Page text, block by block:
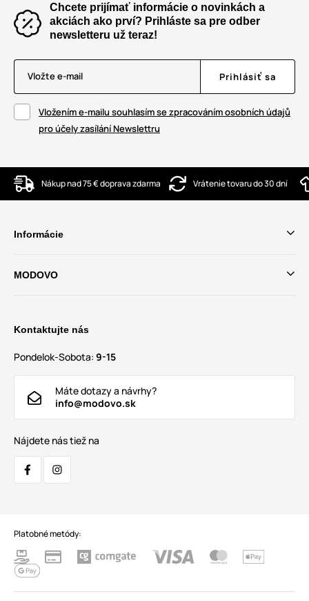
Chcete prijímať informácie o novinkách a
akciách ako prví? Prihláste sa pre odber
newsletteru už teraz!
Vložte e-mail Prihlásiť sa
Vložením e-mailu souhlasím se zpracováním osobních údajů
pro účely zasílání Newslettru
Nákup nad 75 € doprava zdarma Vrátenie tovaru do 30 dní
Informácie
MODOVO
Kontaktujte nás
Pondelok-Sobota: 9-15
Máte dotazy a návrhy?
info@modovo.sk
Nájdete nás tiež na
Platobné metódy: